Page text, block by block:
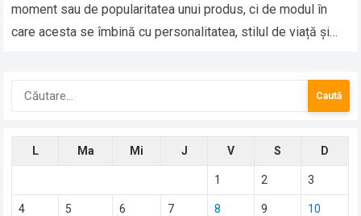
moment sau de popularitatea unui produs, ci de modul în
care acesta se îmbină cu personalitatea, stilul de viață și…
Caută
după:
L Ma Mi J V S D
1 2 3
4 5 6 7 8 9 10